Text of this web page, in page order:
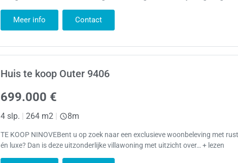
Meer info Contact
Huis te koop Outer 9406
699.000 €
4 slp. | 264 m2 | 8m
TE KOOP NINOVEBent u op zoek naar een exclusieve woonbeleving met
én luxe? Dan is deze uitzonderlijke villawoning met uitzicht over… + lezen